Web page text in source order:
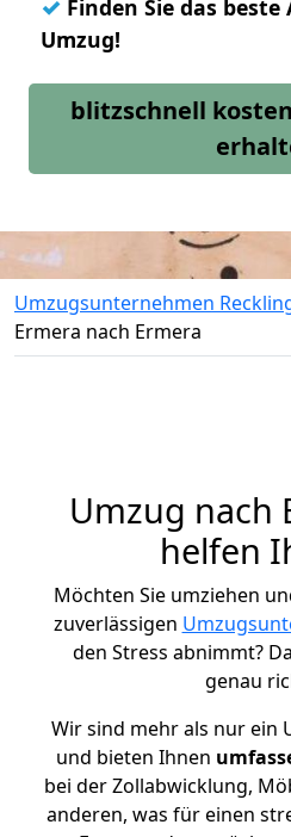
✓ Finden Sie das
Umzug!
blitzschnell
Umzugsunternehmen
Ermera nach Ermera
Umzug nach
helfen
Möchten Sie umziehen
zuverlässigen
den Stress abnimmt?
genau
Wir sind mehr als nur ein
und bieten Ihnen
bei der Zollabwicklung,
anderen, was für einen